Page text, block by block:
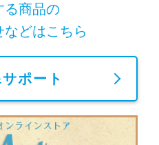
る商品の
などはこちら
ポート